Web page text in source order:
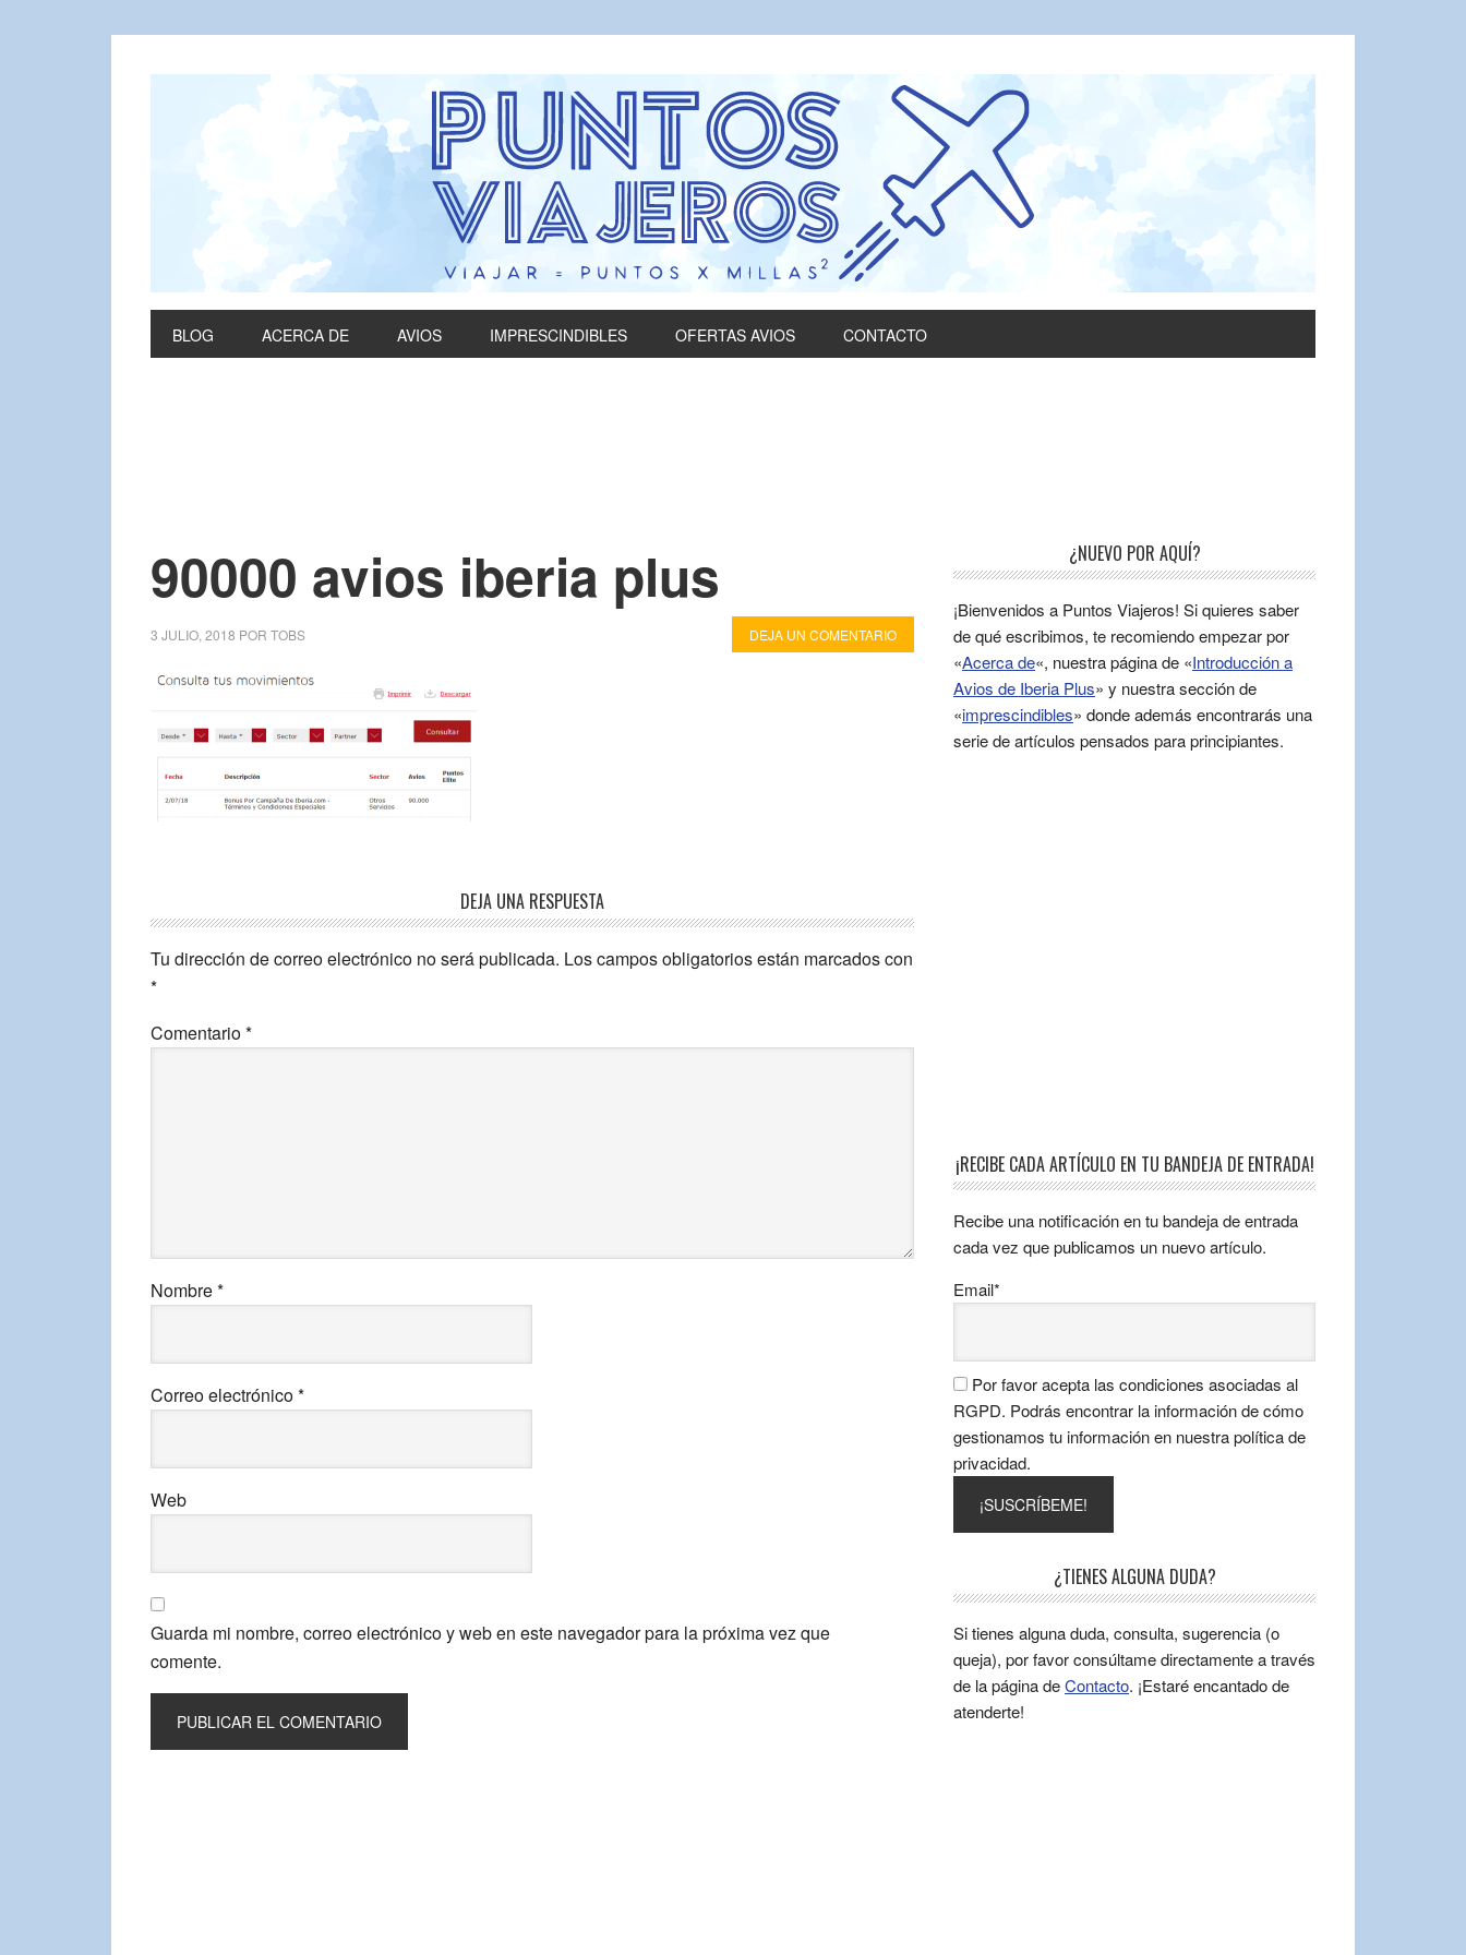
BLOG ACERCA DE AVIOS IMPRESCINDIBLES OFERTAS AVIOS CONTACTO
90000 avios iberia plus
3 JULIO, 2018 POR TOBS DEJA UN COMENTARIO
DEJA UNA RESPUESTA
Tu dirección de correo electrónico no será publicada. Los campos obligatorios están marcados con
*
Comentario*
Nombre*
Correo electrónico*
Web
Guarda mi nombre, correo electrónico y web en este navegador para la próxima vez que
comente.
¿NUEVO POR AQUÍ?
¡Bienvenidos a Puntos Viajeros! Si quieres saber
de qué escribimos, te recomiendo empezar por
«Acerca de«, nuestra página de «Introducción a
Avios de Iberia Plus» y nuestra sección de
«imprescindibles» donde además encontrarás una
serie de artículos pensados para principiantes.
¡RECIBE CADA ARTÍCULO EN TU BANDEJA DE ENTRADA!
Recibe una notificación en tu bandeja de entrada
cada vez que publicamos un nuevo artículo.
Email*
Por favor acepta las condiciones asociadas al
RGPD. Podrás encontrar la información de cómo
gestionamos tu información en nuestra política de
privacidad.
¿TIENES ALGUNA DUDA?
Si tienes alguna duda, consulta, sugerencia (o
queja), por favor consúltame directamente a través
de la página deContacto. ¡Estaré encantado de
atenderte!